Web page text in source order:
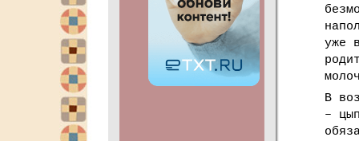
уже
В
–